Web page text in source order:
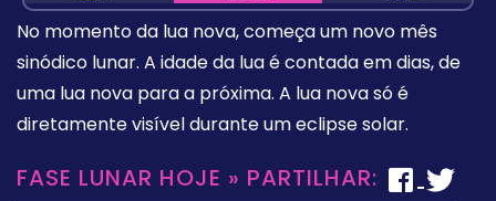
No momento da lua nova, começa um novo mês
sinódico lunar. A idade da lua é contada em dias, de
uma lua nova para a próxima. A lua nova só é
diretamente visível durante um eclipse solar.
FASE LUNAR HOJE » PARTILHAR: